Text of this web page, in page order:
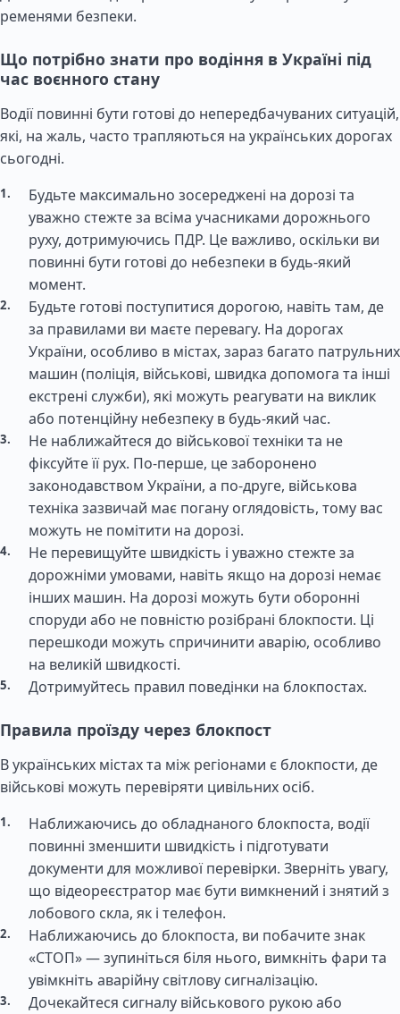
ременями безпеки.
Що потрібно знати про водіння в Україні під
час воєнного стану
Водії повинні бути готові до непередбачуваних ситуацій,
які, на жаль, часто трапляються на українських дорогах
сьогодні.
Будьте максимально зосереджені на дорозі та
уважно стежте за всіма учасниками дорожнього
руху, дотримуючись ПДР. Це важливо, оскільки ви
повинні бути готові до небезпеки в будь-який
момент.
Будьте готові поступитися дорогою, навіть там, де
за правилами ви маєте перевагу. На дорогах
України, особливо в містах, зараз багато патрульних
машин (поліція, військові, швидка допомога та інші
екстрені служби), які можуть реагувати на виклик
або потенційну небезпеку в будь-який час.
Не наближайтеся до військової техніки та не
фіксуйте її рух. По-перше, це заборонено
законодавством України, а по-друге, військова
техніка зазвичай має погану оглядовість, тому вас
можуть не помітити на дорозі.
Не перевищуйте швидкість і уважно стежте за
дорожніми умовами, навіть якщо на дорозі немає
інших машин. На дорозі можуть бути оборонні
споруди або не повністю розібрані блокпости. Ці
перешкоди можуть спричинити аварію, особливо
на великій швидкості.
Дотримуйтесь правил поведінки на блокпостах.
Правила проїзду через блокпост
В українських містах та між регіонами є блокпости, де
військові можуть перевіряти цивільних осіб.
Наближаючись до обладнаного блокпоста, водії
повинні зменшити швидкість і підготувати
документи для можливої перевірки. Зверніть увагу,
що відеореєстратор має бути вимкнений і знятий з
лобового скла, як і телефон.
Наближаючись до блокпоста, ви побачите знак
«СТОП» — зупиніться біля нього, вимкніть фари та
увімкніть аварійну світлову сигналізацію.
Дочекайтеся сигналу військового рукою або